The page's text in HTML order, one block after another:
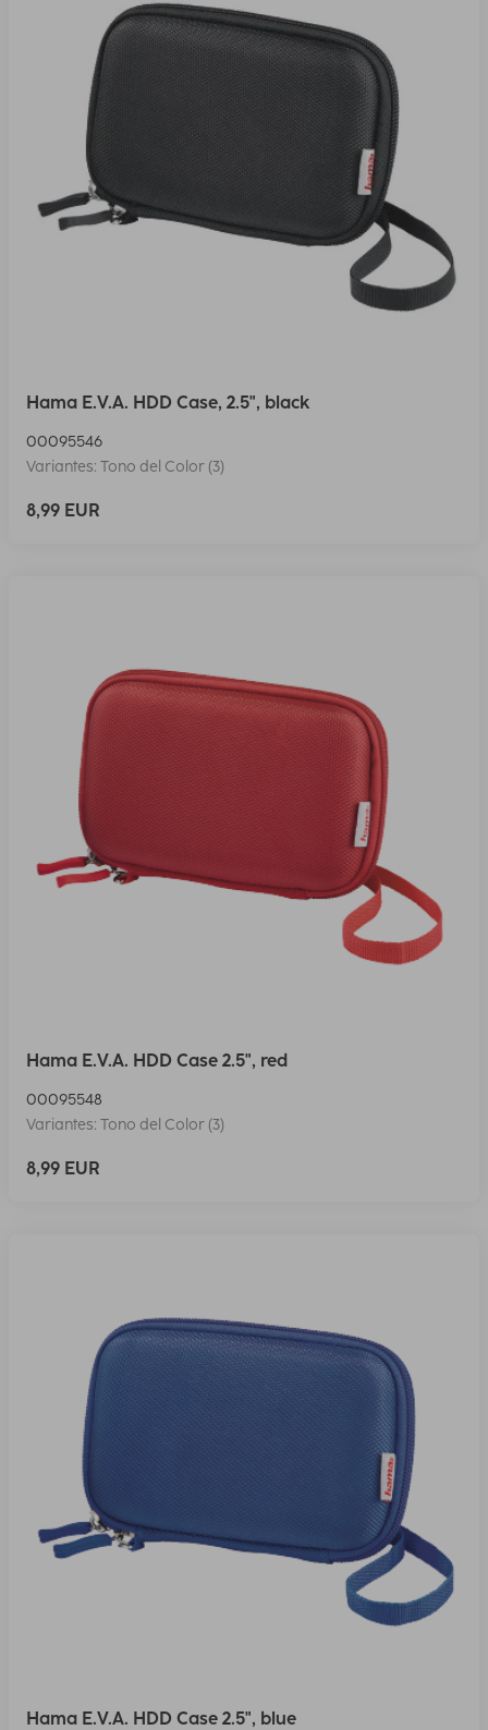
Hama E.V.A. HDD Case, 2.5", black
00095546
Variantes: Tono del Color (3)
8,99 EUR
Hama E.V.A. HDD Case 2.5", red
00095548
Variantes: Tono del Color (3)
8,99 EUR
Hama E.V.A. HDD Case 2.5", blue